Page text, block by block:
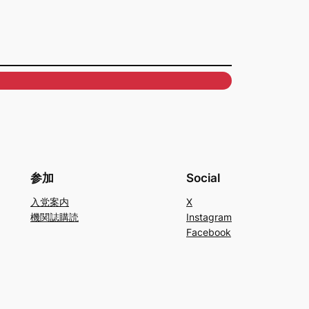
参加
入党案内
機関誌購読
Social
X
Instagram
Facebook